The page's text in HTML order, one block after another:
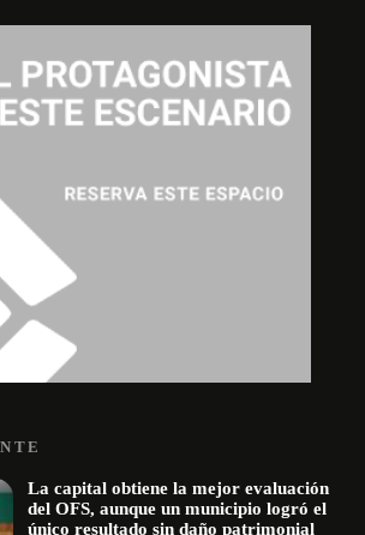
La capital obtiene la mejor evaluación
del OFS, aunque un municipio logró el
único resultado sin daño patrimonial